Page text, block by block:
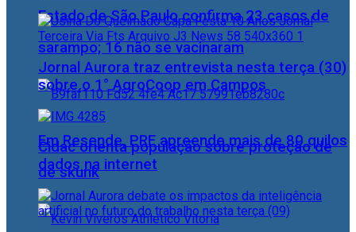
Estado de São Paulo confirma 23 casos de
sarampo; 16 não se vacinaram
Em Resende, PRF apreende mais de 80 quilos
de skunk
Jornal Aurora traz entrevista nesta terça (30)
sobre o 1° AgroCoop em Campos
Cidac orienta população sobre proteção de
dados na internet